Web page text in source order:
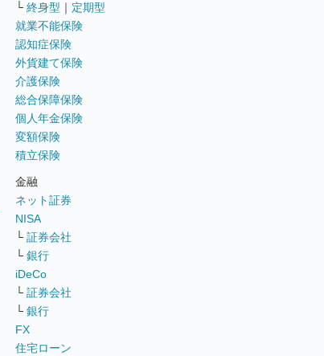
└ 終身型 ｜ 定期型
就業不能保険
認知症保険
外貨建て保険
介護保険
総合保障保険
個人年金保険
変額保険
積立保険
金融
ネット証券
NISA
└ 証券会社
└ 銀行
iDeCo
└ 証券会社
└ 銀行
FX
住宅ローン